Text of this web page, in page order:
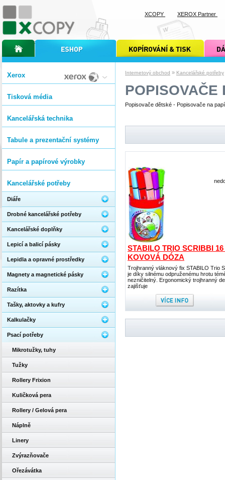
Internetový obchod » Kancelářské potřeby
POPISOVAČE
Popisovače dětské - Popisovače na
STABILO TRIO SCRIBBI
KOVOVÁ DÓZA
Trojhranný vláknový fix STABILO Trio
je díky silnému odpruženému hrotu
nezničitelný. Ergonomický trojhranný
zajišťuje
Xerox
Tisková média
Kancelářská technika
Tabule a prezentační systémy
Papír a papírové výrobky
Kancelářské potřeby
Diáře
Drobné kancelářské potřeby
Kancelářské doplňky
Lepicí a balicí pásky
Lepidla a opravné prostředky
Magnety a magnetické pásky
Razítka
Tašky, aktovky a kufry
Kalkulačky
Psací potřeby
Mikrotužky, tuhy
Tužky
Rollery Frixion
Kuličková pera
Rollery / Gelová pera
Náplně
Linery
Zvýrazňovače
Ořezávátka
úvodní stránka xcopyinternetový obchod xcopy kopírování a tisk xcopy dárkové
XCOPY XEROX Partner